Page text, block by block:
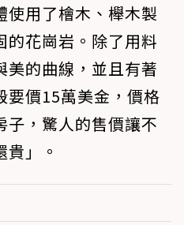
使用了檜木、櫸木製
的花崗岩。除了用料
美的曲線，並且有著
要價15萬美金，價格
子，驚人的售價讓不
」。